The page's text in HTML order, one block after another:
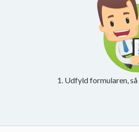
1. Udfyld formularen,